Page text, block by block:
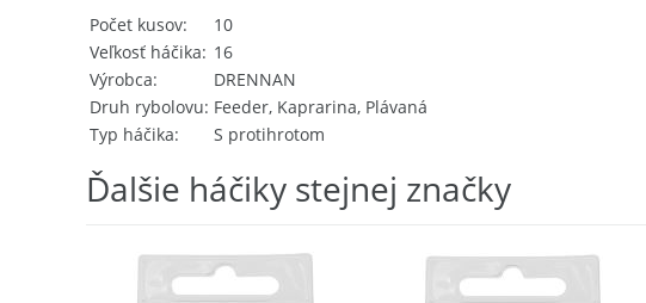
Počet kusov
10
Veľkosť háčika
16
Výrobca
DRENNAN
Druh rybolovu Feeder, Kaprarina, Plávaná
Typ háčika
S protihrotom
Ďalšie háčiky stejnej značky